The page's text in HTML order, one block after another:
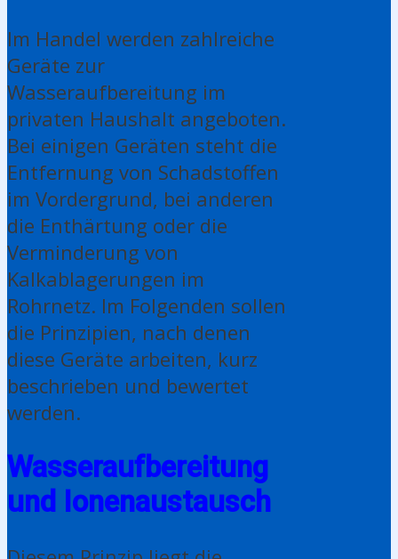
Im Handel werden zahlreiche
Geräte zur
Wasseraufbereitung im
privaten Haushalt angeboten.
Bei einigen Geräten steht die
Entfernung von Schadstoffen
im Vordergrund, bei anderen
die Enthärtung oder die
Verminderung von
Kalkablagerungen im
Rohrnetz. Im Folgenden sollen
die Prinzipien, nach denen
diese Geräte arbeiten, kurz
beschrieben und bewertet
werden.
Wasseraufbereitung
und Ionenaustausch